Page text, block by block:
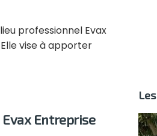
professionnel Evax
vise à apporter
Entreprise